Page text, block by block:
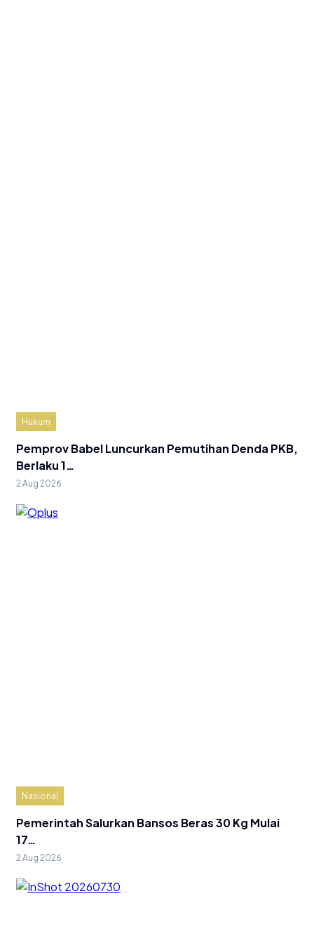
Hukum
Pemprov Babel Luncurkan Pemutihan Denda PKB,
Berlaku 1…
2 Aug 2026
Nasional
Pemerintah Salurkan Bansos Beras 30 Kg Mulai
17…
2 Aug 2026